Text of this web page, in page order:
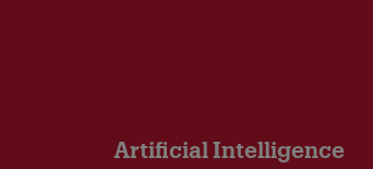
Artificial Intelligence